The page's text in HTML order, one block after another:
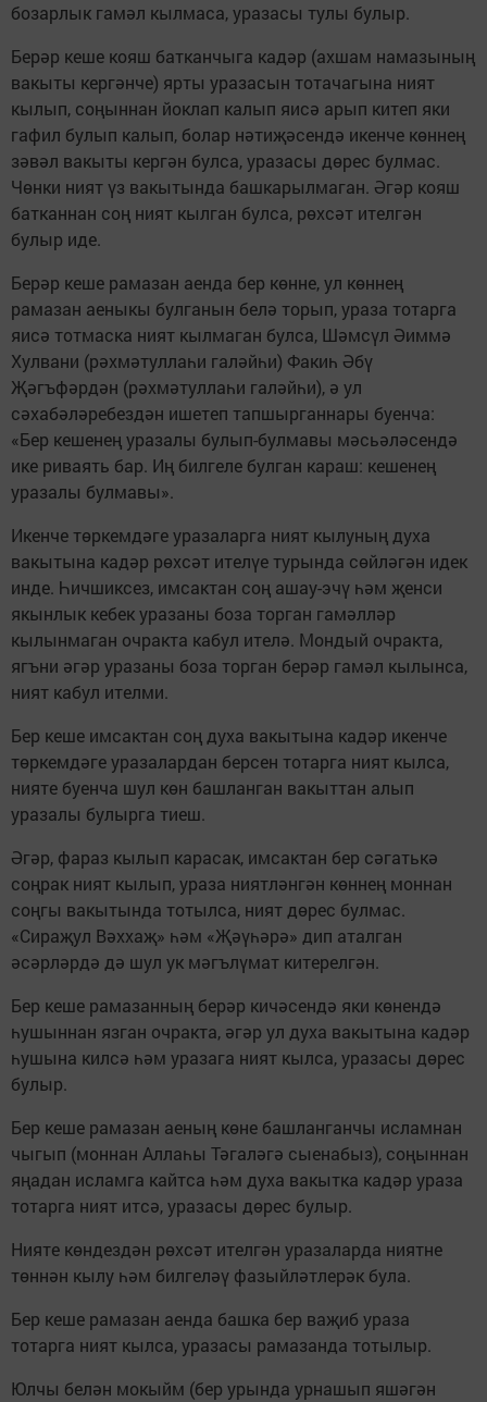
бозарлык гамәл кылмаса, уразасы тулы булыр.
Берәр кеше кояш батканчыга кадәр (ахшам намазының
вакыты кергәнче) ярты уразасын тотачагына ният
кылып, соңыннан йоклап калып яисә арып китеп яки
гафил булып калып, болар нәтиҗәсендә икенче көннең
зәвәл вакыты кергән булса, уразасы дөрес булмас.
Чөнки ният үз вакытында башкарылмаган. Әгәр кояш
батканнан соң ният кылган булса, рөхсәт ителгән
булыр иде.
Берәр кеше рамазан аенда бер көнне, ул көннең
рамазан аеныкы булганын белә торып, ураза тотарга
яисә тотмаска ният кылмаган булса, Шәмсүл Әиммә
Хулвани (рәхмәтуллаһи галәйһи) Факиһ Әбү
Җәгъфәрдән (рәхмәтуллаһи галәйһи), ә ул
сәхабәләребездән ишетеп тапшырганнары буенча:
«Бер кешенең уразалы булып-булмавы мәсьәләсендә
ике риваять бар. Иң билгеле булган караш: кешенең
уразалы булмавы».
Икенче төркемдәге уразаларга ният кылуның духа
вакытына кадәр рөхсәт ителүе турында сөйләгән идек
инде. Һичшиксез, имсактан соң ашау-эчү һәм җенси
якынлык кебек уразаны боза торган гамәлләр
кылынмаган очракта кабул ителә. Мондый очракта,
ягъни әгәр уразаны боза торган берәр гамәл кылынса,
ният кабул ителми.
Бер кеше имсактан соң духа вакытына кадәр икенче
төркемдәге уразалардан берсен тотарга ният кылса,
нияте буенча шул көн башланган вакыттан алып
уразалы булырга тиеш.
Әгәр, фараз кылып карасак, имсактан бер сәгатькә
соңрак ният кылып, ураза ниятләнгән көннең моннан
соңгы вакытында тотылса, ният дөрес булмас.
«Сираҗул Вәххаҗ» һәм «Җәүһәрә» дип аталган
әсәрләрдә дә шул ук мәгълүмат китерелгән.
Бер кеше рамазанның берәр кичәсендә яки көнендә
һушыннан язган очракта, әгәр ул духа вакытына кадәр
һушына килсә һәм уразага ният кылса, уразасы дөрес
булыр.
Бер кеше рамазан аеның көне башланганчы исламнан
чыгып (моннан Аллаһы Тәгаләгә сыенабыз), соңыннан
яңадан исламга кайтса һәм духа вакытка кадәр ураза
тотарга ният итсә, уразасы дөрес булыр.
Нияте көндездән рөхсәт ителгән уразаларда ниятне
төннән кылу һәм билгеләү фазыйләтлерәк була.
Бер кеше рамазан аенда башка бер ваҗиб ураза
тотарга ният кылса, уразасы рамазанда тотылыр.
Юлчы белән мокыйм (бер урында урнашып яшәгән